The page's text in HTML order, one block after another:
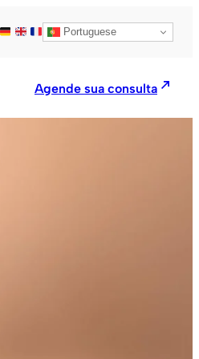
Portuguese
Agende sua consulta